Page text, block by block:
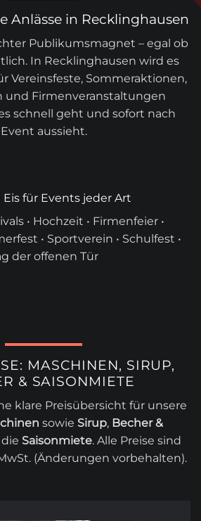
Anlässe in Recklinghausen
Publikumsmagnet – egal ob
In Recklinghausen wird es
Vereinsfeste, Sommeraktionen,
und Firmenveranstaltungen
schnell geht und sofort nach
Event aussieht.
Eis für Events jeder Art
• Hochzeit • Firmenfeier •
• Sportverein • Schulfest •
der offenen Tür
MASCHINEN, SIRUP,
& SAISONMIETE
klare Preisübersicht für unsere
sowie Sirup, Becher &
Saisonmiete. Alle Preise sind
(Änderungen vorbehalten).